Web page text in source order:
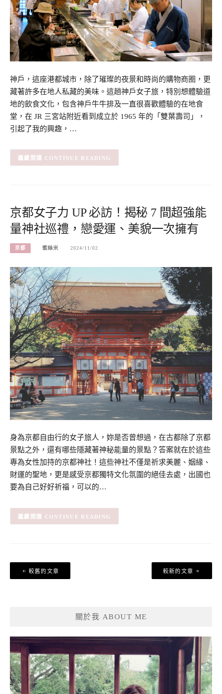
神戶，這座港都城市，除了璀璨的夜景和時尚的購物商圈，更
藏著許多在地人私藏的美味。這趟神戶女子旅，特別想體驗道
地的飲食文化，包含神戶牛牛排及一直很喜歡體驗的在地食
堂，在 JR 三宮站附近看到成立於 1965 年的「雙葉壽司」，
引起了我的興趣，…
CONTINUE READING
京都女子力 UP 必訪！揭秘 7 間超強能
量神社巡禮，戀愛運、美貌一次擁有
京都 蜜絲米 2024/11/02
身為京都自由行的女子旅人，妳是否曾想過，在古都除了京都
景點之外，還有哪些隱藏著神秘能量的景點？答案就在於這些
專為女性加持的京都神社！這些神社不僅是祈求美麗、姻緣、
財運的聖地，更是感受京都獨特文化氛圍的絕佳去處，出國也
要為自己好好祈福，可以的…
CONTINUE READING
文
章
較舊的文章 較新的文章
關於我 ABOUT ME